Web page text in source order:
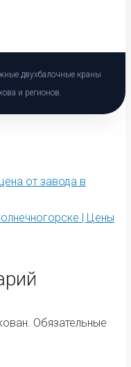
двухбалочные краны
и регионов.
от завода в
| Цены
Обязательные